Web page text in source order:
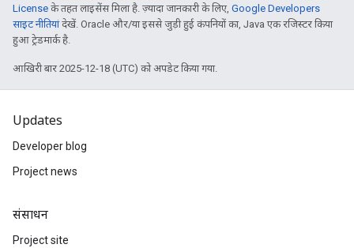
License के तहत लाइसेंस मिला है. ज़्यादा जानकारी के लिए, Google Developers
साइट नीतियांदेखें. Oracle और/या इससे जुड़ी हुई कंपनियों का, Java एक रजिस्टर किया
हुआ ट्रेडमार्क है.
आखिरी बार 2025-12-18 (UTC) को अपडेट किया गया.
Updates
Developer blog
Project news
संसाधन
Project site